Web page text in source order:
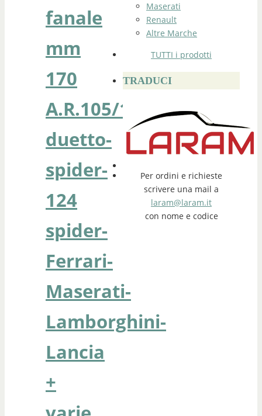
fanale
mm
170
A.R.105/115
duetto-
spider-
124
spider-
Ferrari-
Maserati-
Lamborghini-
Lancia
+
Maserati
Renault
Altre Marche
TUTTI i prodotti
TRADUCI
Per ordini e richieste
scrivere una mail a
laram@laram.it
con nome e codice